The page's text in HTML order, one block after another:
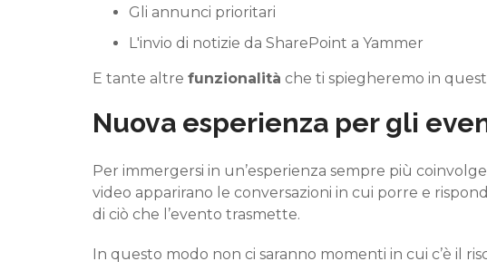
Gli annunci prioritari
L'invio di notizie da SharePoint a Yammer
E tante altre funzionalità che ti spiegheremo in
Nuova esperienza per gli
Per immergersi in un’esperienza sempre più
video apparirano le conversazioni in cui porre e
di ciò che l’evento trasmette.
In questo modo non ci saranno momenti in cui c’è il